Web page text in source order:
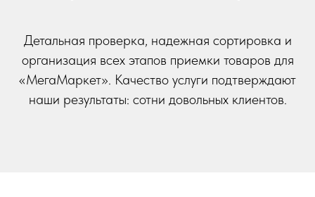
Детальная проверка, надежная сортировка и
организация всех этапов приемки товаров для
«МегаМаркет». Качество услуги подтверждают
наши результаты: сотни довольных клиентов.